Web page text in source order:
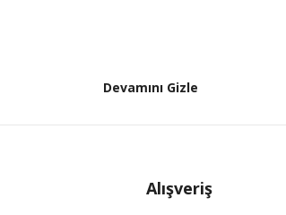
Devamını Gizle
Alışveriş